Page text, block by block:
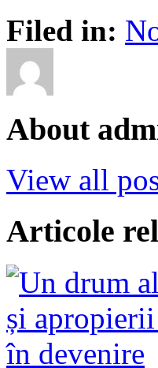
Filed in:
About
View all
Articole